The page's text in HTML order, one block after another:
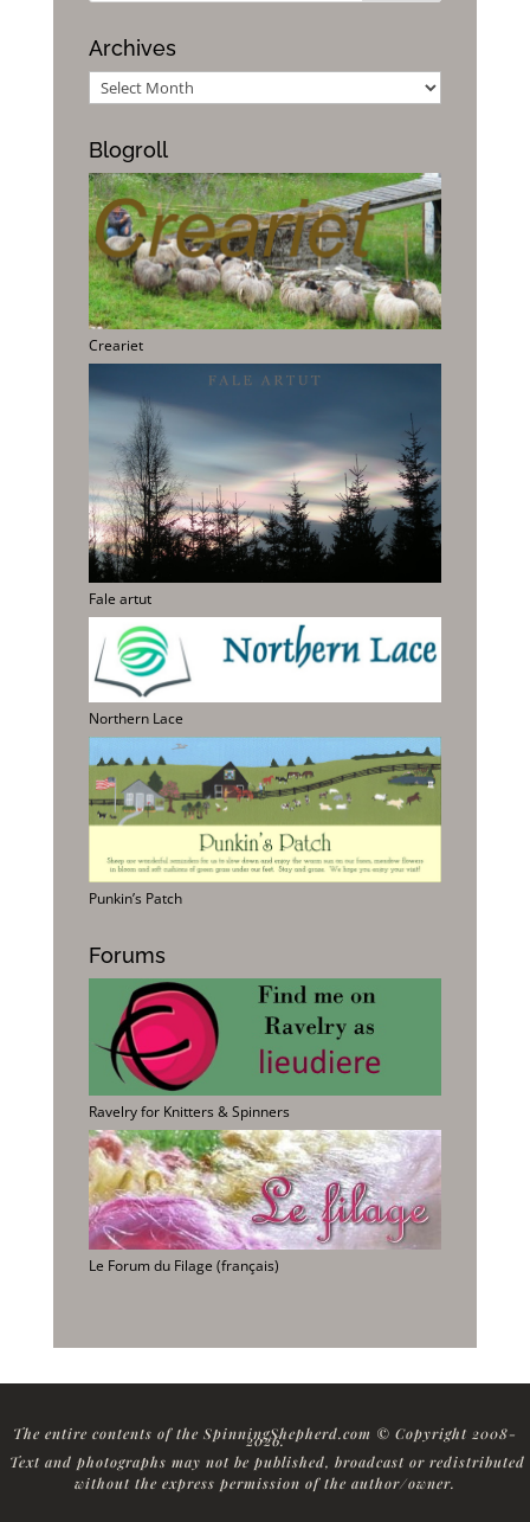
Archives
Archives
Blogroll
Creariet
Fale artut
Northern Lace
Punkin’s Patch
Forums
Ravelry for Knitters & Spinners
Le Forum du Filage (français)
The entire contents of the SpinningShepherd.com © Copyright 2008-
2026.
Text and photographs may not be published, broadcast or redistributed
without the express permission of the author/owner.